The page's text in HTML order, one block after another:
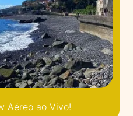
Aéreo ao Vivo!